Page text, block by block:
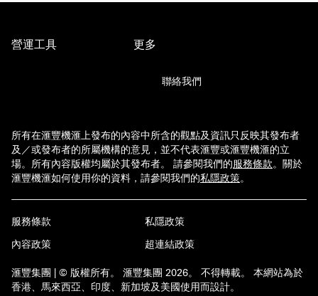
營運工具 更多
聯絡我們
所有在滙豐機滙上發布的內容中所含的觀點及資訊只反映其發布者
及／或發布者的所屬機構的意見，並不代表滙豐或滙豐機滙的立
場。所有內容版權均屬於其發布者。 請參閱我們的服務條款。 關於
滙豐機滙如何使用你的資料，請參閱我們的私隱政策。
服務條款
私隱政策
內容政策
超連結政策
滙豐集團 | © 版權所有。 滙豐集團 2026。 不得轉載。 本網站為於
香港、馬來西亞、印度、新加坡及美國使用而設計。